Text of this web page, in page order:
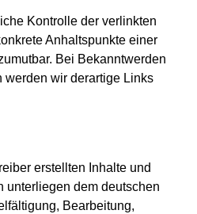
Kontrolle der verlinkten
Anhaltspunkte einer
Bei Bekanntwerden
werden wir derartige Links
erstellten Inhalte und
unterliegen dem deutschen
Bearbeitung,